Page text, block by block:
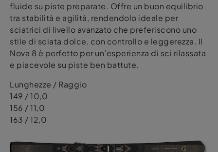
fluide su piste preparate. Offre un buon equilibrio
tra stabilità e agilità, rendendolo ideale per
sciatrici di livello avanzato che preferiscono uno
stile di sciata dolce, con controllo e leggerezza. Il
Nova 8 è perfetto per un’esperienza di sci rilassata
e piacevole su piste ben battute.
Lunghezze / Raggio
149 / 10,0
156 / 11,0
163 / 12,0